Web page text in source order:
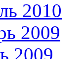
2010
2009
2009